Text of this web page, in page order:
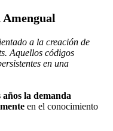
a la creación de
Aquellos códigos
en una
la demanda
en el conocimiento